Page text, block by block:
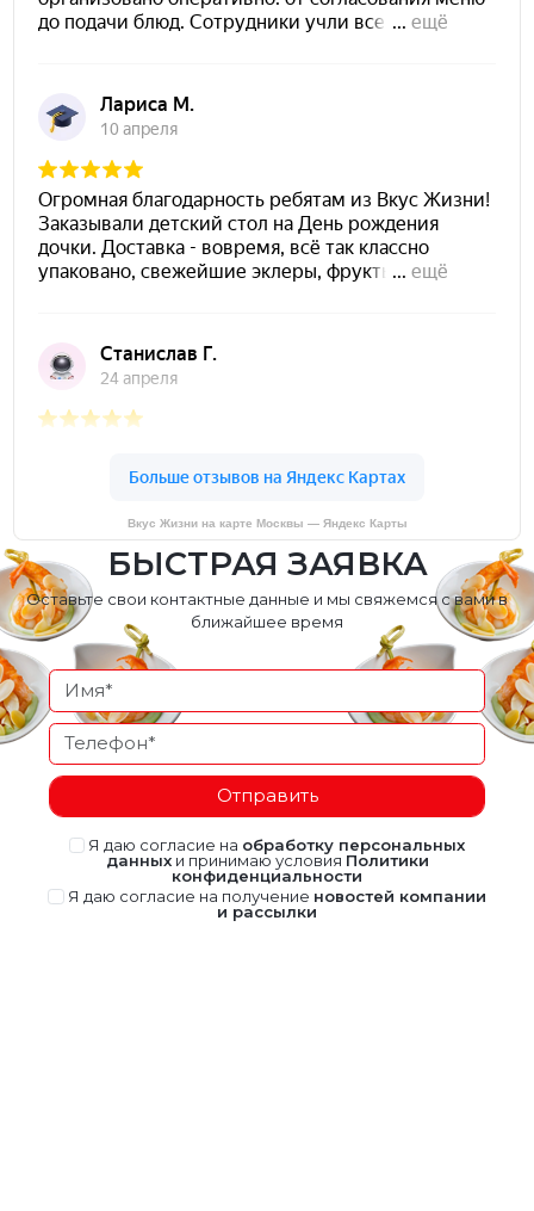
Вкус Жизни на карте Москвы — Яндекс Карты
БЫСТРАЯ ЗАЯВКА
Оставьте свои контактные данные и мы свяжемся с вами в
ближайшее время
Отправить
Я даю согласие на обработку персональных
данныхи принимаю условия Политики
конфиденциальности
Я даю согласие на получение новостей компании
и рассылки